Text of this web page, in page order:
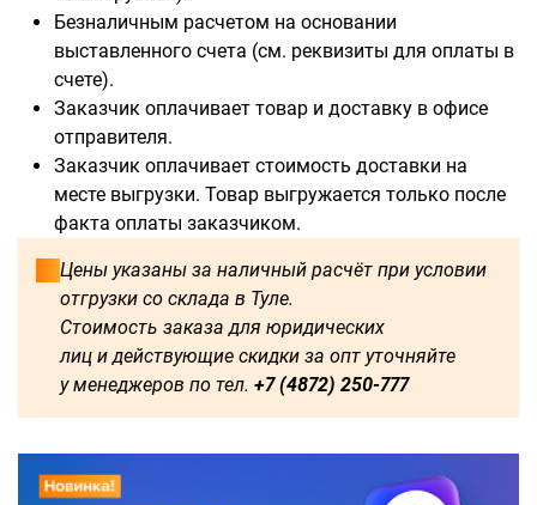
Безналичным расчетом на основании
выставленного счета (см. реквизиты для оплаты в
счете).
Заказчик оплачивает товар и доставку в офисе
отправителя.
Заказчик оплачивает стоимость доставки на
месте выгрузки. Товар выгружается только после
факта оплаты заказчиком.
Цены указаны за наличный расчёт при условии
отгрузки со склада в Туле.
Стоимость заказа для юридических
лиц и действующие скидки за опт уточняйте
у менеджеров по тел. +7 (4872) 250-777
750
1800 2000
2500 2750 3000 3250
3500 3750 4000 4250
4500 4750 5000 5250
5500 5750 6000 500